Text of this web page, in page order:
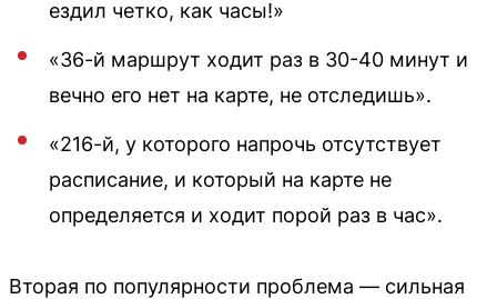
ездил четко, как часы!»
«36-й маршрут ходит раз в 30-40 минут и
вечно его нет на карте, не отследишь».
«216-й, у которого напрочь отсутствует
расписание, и который на карте не
определяется и ходит порой раз в час».
Вторая по популярности проблема — сильная